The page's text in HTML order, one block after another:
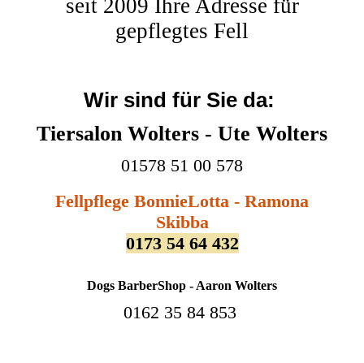
seit 2009 Ihre Adresse für
gepflegtes Fell
Wir sind für Sie da:
Tiersalon Wolters - Ute Wolters
01578 51 00 578
Fellpflege BonnieLotta - Ramona
Skibba
0173 54 64 432
Dogs BarberShop - Aaron Wolters
0162 35 84 853